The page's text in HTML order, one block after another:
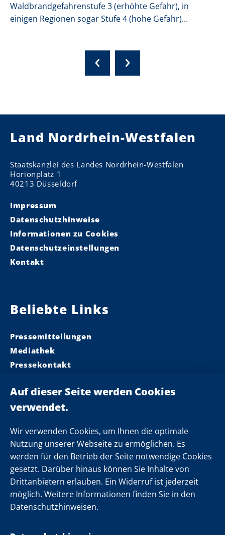
Wir verwenden Cookies, um Ihnen die optimale
Nutzung unserer Webseite zu ermöglichen. Es
werden für den Betrieb der Seite notwendige Cookies
gesetzt. Darüber hinaus können Sie Inhalte von
Drittanbietern erlauben. Ein Widerruf ist jederzeit
möglich. Weitere Informationen finden Sie in den
Datenschutzhinweisen.
Waldbrandgefahrenstufe 3 (erhöhte Gefahr), in
einigen Regionen sogar Stufe 4 (hohe Gefahr)...
Land Nordrhein-Westfalen
Staatskanzlei des Landes Nordrhein-Westfalen
Horionplatz 1
40213 Düsseldorf
Impressum
Datenschutzhinweise
Informationen zu Cookies
Datenschutzeinstellungen
Kontakt
Beliebte Links
Pressemitteilungen
Mediathek
Pressekontakt
Landeskabinett
Einsamkeit
Folgen Sie uns